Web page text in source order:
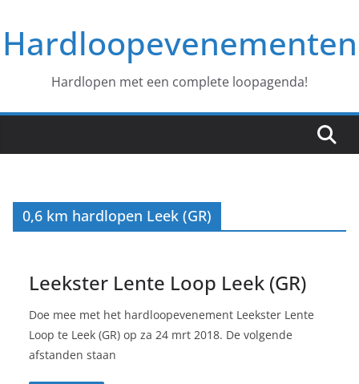
naar
deHardloopevenementen
Hardlopen met een complete loopagenda!
0,6 km hardlopen Leek (GR)
Leekster Lente Loop Leek (GR)
Doe mee met het hardloopevenement Leekster Lente
Loop te Leek (GR) op za 24 mrt 2018. De volgende
afstanden staan